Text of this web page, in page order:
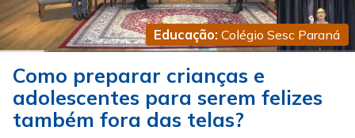
Educação: Colégio Sesc Paraná
Como preparar crianças e
adolescentes para serem felizes
também fora das telas?